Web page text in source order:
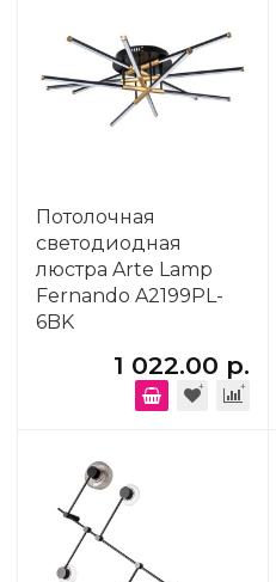
Потолочная
светодиодная
люстра Arte Lamp
Fernando A2199PL-
6BK
1 022.00 р.